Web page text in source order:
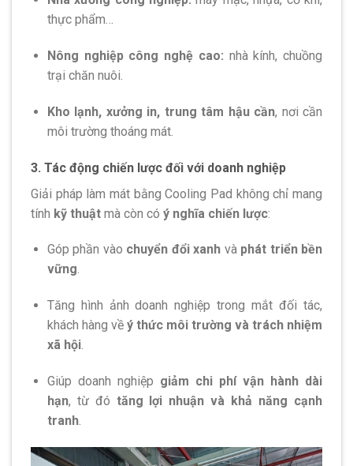
thực phẩm…
Nông nghiệp công nghệ cao: nhà kính, chuồng
trại chăn nuôi.
Kho lạnh, xưởng in, trung tâm hậu cần, nơi cần
môi trường thoáng mát.
3. Tác động chiến lược đối với doanh nghiệp
Giải pháp làm mát bằng Cooling Pad không chỉ mang
tính kỹ thuật mà còn có ý nghĩa chiến lược:
Góp phần vào chuyển đổi xanh và phát triển bền
vững.
Tăng hình ảnh doanh nghiệp trong mắt đối tác,
khách hàng về ý thức môi trường và trách nhiệm
xã hội.
Giúp doanh nghiệp giảm chi phí vận hành dài
hạn, từ đó tăng lợi nhuận và khả năng cạnh
tranh.